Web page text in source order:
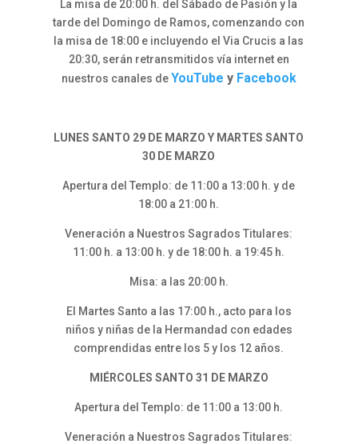
La misa de 20:00 h. del Sábado de Pasión y la
tarde del Domingo de Ramos, comenzando con
la misa de 18:00 e incluyendo el Via Crucis a las
20:30, serán retransmitidos vía internet en
nuestros canales deYouTube y Facebook
LUNES SANTO 29 DE MARZO Y MARTES SANTO
30 DE MARZO
Apertura del Templo: de 11:00 a 13:00 h. y de
18:00 a 21:00 h.
Veneración a Nuestros Sagrados Titulares:
11:00 h. a 13:00 h. y de 18:00 h. a 19:45 h.
Misa: a las 20:00 h.
El Martes Santo a las 17:00 h., acto para los
niños y niñas de la Hermandad con edades
comprendidas entre los 5 y los 12 años.
MIÉRCOLES SANTO 31 DE MARZO
Apertura del Templo: de 11:00 a 13:00 h.
Veneración a Nuestros Sagrados Titulares: